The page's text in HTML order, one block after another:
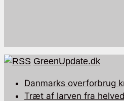
GreenUpdate.dk
Danmarks overforbrug
Træt af larven fra